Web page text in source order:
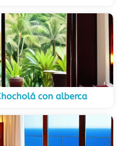
con alberca